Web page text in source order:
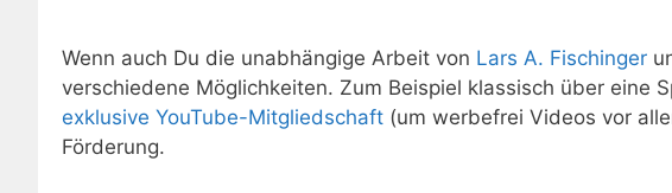
Wenn auch Du die unabhängige Arbeit von Lars A. Fischinger
verschiedene Möglichkeiten. Zum Beispiel klassisch über eine
exklusive YouTube-Mitgliedschaft (um werbefrei Videos vor
Förderung.